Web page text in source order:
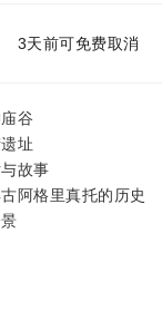
3天前可免费取消
谷
址
故事
阿格里真托的历史